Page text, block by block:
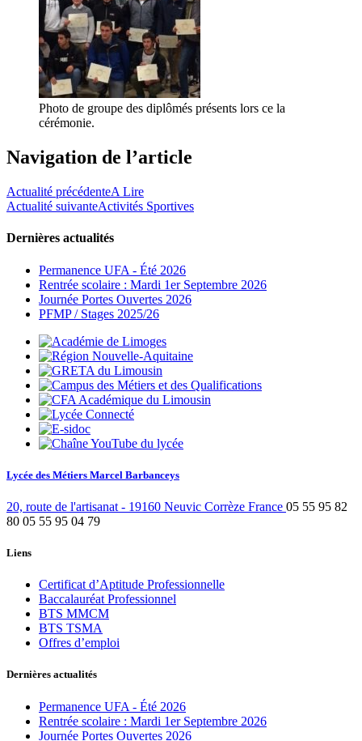
Photo de groupe des diplômés présents lors ce la
cérémonie.
Navigation de l’article
Actualité précédenteA Lire
Actualité suivanteActivités Sportives
Dernières actualités
Permanence UFA - Été 2026
Rentrée scolaire : Mardi 1er Septembre 2026
Journée Portes Ouvertes 2026
PFMP / Stages 2025/26
Lycée des Métiers Marcel Barbanceys
20, route de l'artisanat - 19160 Neuvic Corrèze France 05 55 95 82
80 05 55 95 04 79
Liens
Certificat d’Aptitude Professionnelle
Baccalauréat Professionnel
BTS MMCM
BTS TSMA
Offres d’emploi
Dernières actualités
Permanence UFA - Été 2026
Rentrée scolaire : Mardi 1er Septembre 2026
Journée Portes Ouvertes 2026